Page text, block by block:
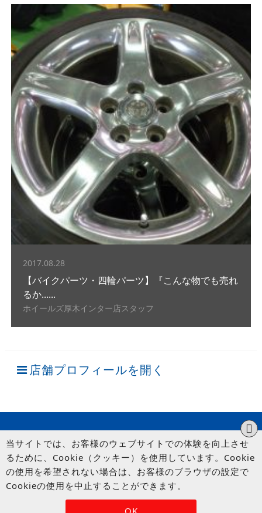
2017.08.28
【バイクパーツ・四輪パーツ】『こんな物でも売れ
るか......
ホイールズ厚木インター店スタッフ
店舗プロフィールを開く
© UP GARAGE GROUP Co., Ltd.
OK
当サイトでは、お客様のウェブサイトでの体験を向上させ
るために、Cookie（クッキー）を使用しています。Cookie
の使用を希望されない場合は、お客様のブラウザの設定で
Cookieの使用を中止することができます。